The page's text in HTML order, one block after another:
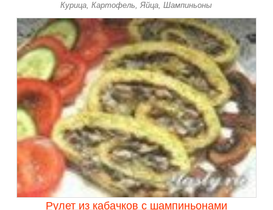
Курица, Картофель, Яйца, Шампиньоны
Рулет из кабачков с шампиньонами